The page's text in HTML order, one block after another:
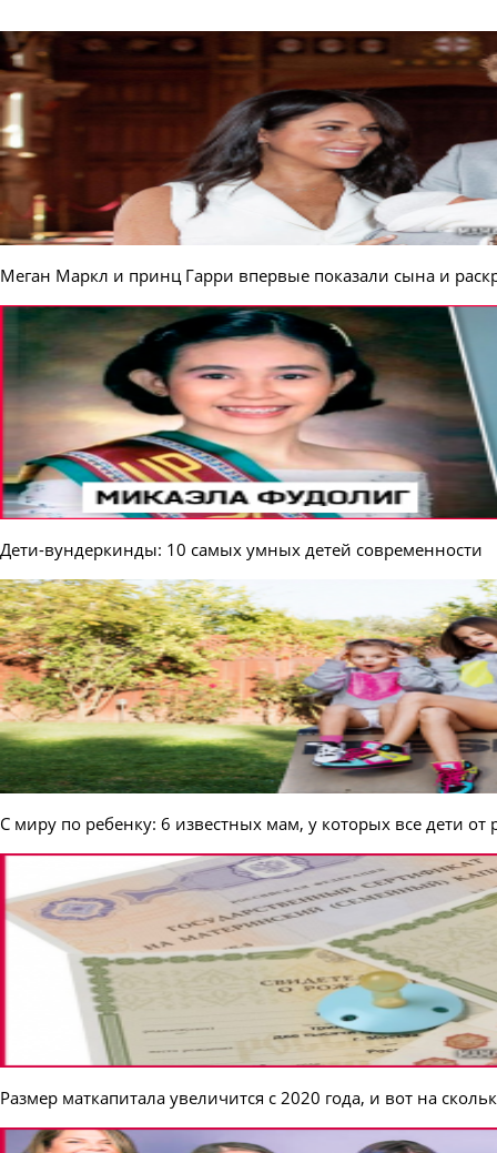
Меган Маркл и принц Гарри впервые показали сына и
Дети-вундеркинды: 10 самых умных детей современности
С миру по ребенку: 6 известных мам, у которых все дети
Размер маткапитала увеличится с 2020 года, и вот на